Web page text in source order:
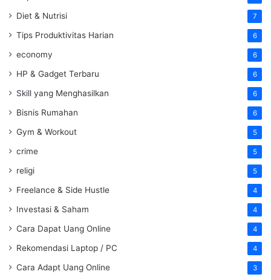
Diet & Nutrisi 7
Tips Produktivitas Harian 6
economy 6
HP & Gadget Terbaru 6
Skill yang Menghasilkan 6
Bisnis Rumahan 6
Gym & Workout 5
crime 5
religi 5
Freelance & Side Hustle 4
Investasi & Saham 4
Cara Dapat Uang Online 4
Rekomendasi Laptop / PC 4
Cara Adapt Uang Online 3